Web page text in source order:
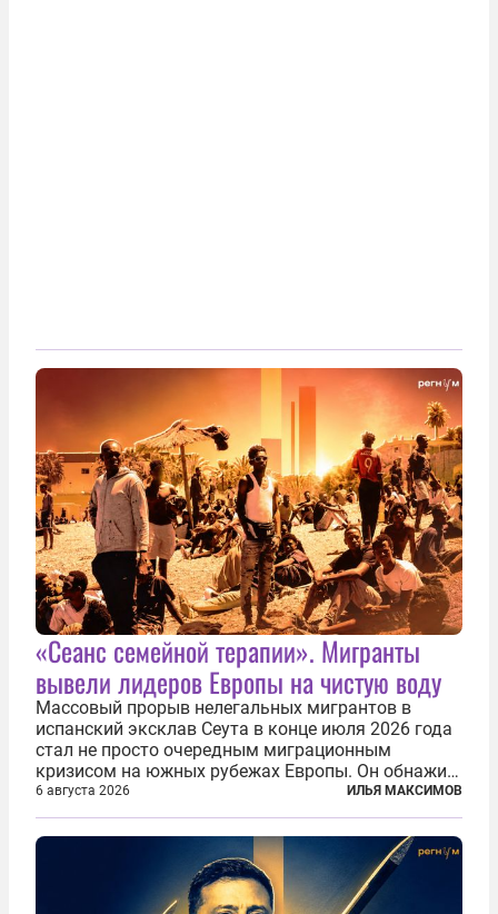
«Сеанс семейной терапии». Мигранты
вывели лидеров Европы на чистую воду
Массовый прорыв нелегальных мигрантов в
испанский эксклав Сеута в конце июля 2026 года
стал не просто очередным миграционным
кризисом на южных рубежах Европы. Он обнажил
фундаментальный раскол внутри Евросоюза,
продемонстрировав, что десятилетиями
выстраивавшаяся миграционная политика ЕС
6 августа 2026 ИЛЬЯ МАКСИМОВ